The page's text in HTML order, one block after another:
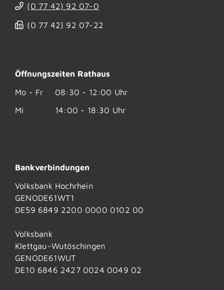
(0 77 42) 92 07-0
(0 77 42) 92 07-22
Öffnungszeiten Rathaus
Mo - Fr
08:30 - 12:00 Uhr
Mi
14:00 - 18:30 Uhr
Bankverbindungen
Volksbank Hochrhein
GENODE61WT1
DE59 6849 2200 0000 0102 00
Volksbank
Klettgau-Wutöschingen
GENODE61WUT
DE10 6846 2427 0024 0049 02